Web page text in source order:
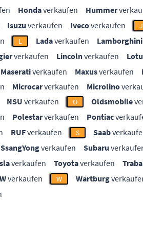
Hondaverkaufen Hummer
Isuzu verkaufen Ivecoverkaufen J
L Ladaverkaufen Lamborghini
verkaufen Lincolnverkaufen
Maserativerkaufen Maxusverkaufen
Microcarverkaufen Microlino
NSU verkaufen O Oldsmobile
Polestarverkaufen Pontiac
RUFverkaufen S Saab
SsangYongverkaufen Subaru
verkaufen Toyotaverkaufen
verkaufen W Wartburg